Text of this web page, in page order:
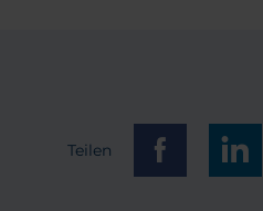
Teilen